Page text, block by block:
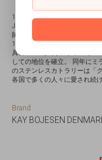
1886年デンマーク生まれ。 20
Jensen（ジョージ・ジェンセ
師としての道を歩み始めました
1938年にデザインしたカトラ
具のMonkey（サル）、
しての地位を確立。 同年に
のステンレスカトラリーは「
各国で多くの人々に愛され続
Brand
KAY BOJESEN